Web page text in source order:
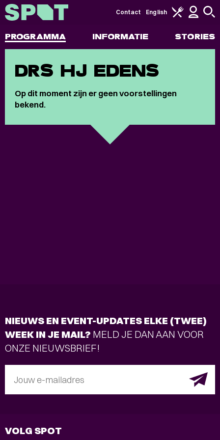
PROGRAMMA INFORMATIE STORIES
Contact English
DRS HJ EDENS
Op dit moment zijn er geen voorstellingen
bekend.
NIEUWS EN EVENT-UPDATES ELKE (TWEE)
WEEK IN JE MAIL? MELD JE DAN AAN VOOR
ONZE NIEUWSBRIEF!
Jouw e-mailadres
VOLG SPOT